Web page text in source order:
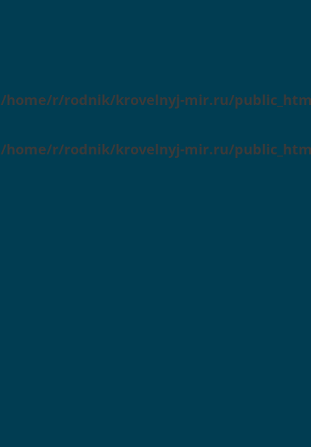
/home/r/rodnik/krovelnyj-mir.ru/
/home/r/rodnik/krovelnyj-mir.ru/